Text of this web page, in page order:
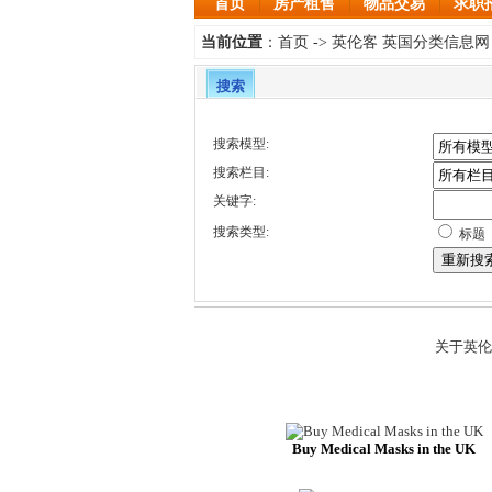
首页 房产租售 物品交易 求职
当前位置 ： 首页 -> 英伦客 英国分类信息
搜索
搜索模型:
搜索栏目:
关键字:
搜索类型:
标题
关于英
Buy Medical Masks in the UK